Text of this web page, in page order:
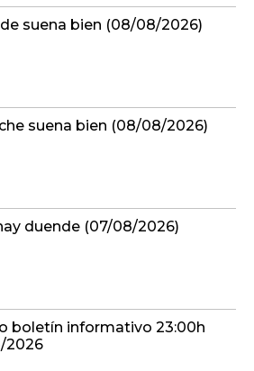
suena bien (08/08/2026)
suena bien (08/08/2026)
duende (07/08/2026)
boletín informativo 23:00h
2026